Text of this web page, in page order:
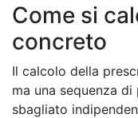
Come si
concreto
Il calcolo della
ma una sequenza
sbagliato